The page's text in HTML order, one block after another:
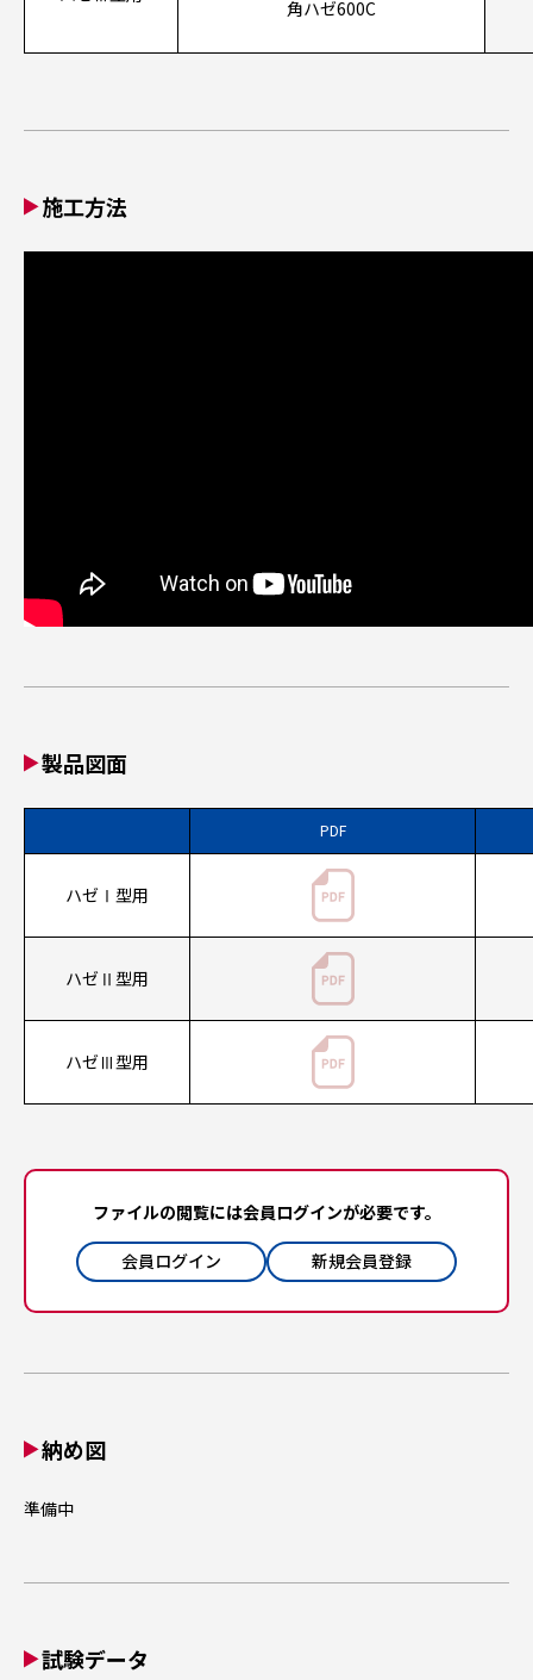
角ハゼ600C
施工方法
製品図面
PDF
ハゼⅠ型用
ハゼⅡ型用
ハゼⅢ型用
ファイルの閲覧には会員ログインが必要です。
会員ログイン 新規会員登録
納め図
準備中
試験データ